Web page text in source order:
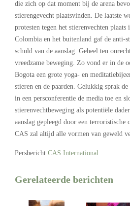
die zich op dat moment bij de arena
stierengevecht plaatsvinden. De laatste
protesten tegen het stierenvechten
Colombia en het buitenland gaf de anti-
schuld van de aanslag. Geheel ten
vreedzame beweging. Zo vond er in de
Bogota een grote yoga- en
stieren en de paarden. Gelukkig sprak
in een persconferentie de media toe en
stierenvechtbeweging als potentiële
aanslag gepleegd door een terroristische
CAS zal altijd alle vormen van geweld
Persbericht CAS International
Gerelateerde berichten